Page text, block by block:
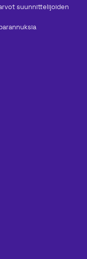
suunnittelijoiden